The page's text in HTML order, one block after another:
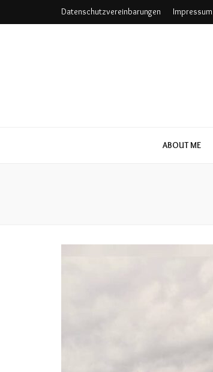
Datenschutzvereinbarungen Impressum
ABOUT ME